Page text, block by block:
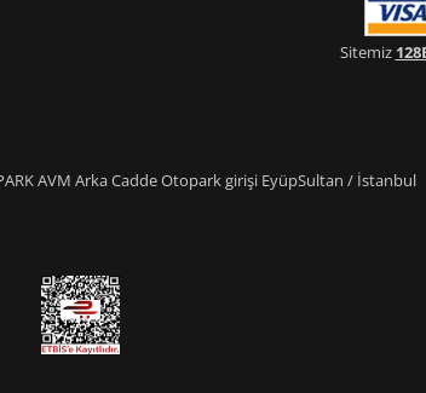
Sitemiz
AVM Arka Cadde Otopark girişi EyüpSultan / İstanbul